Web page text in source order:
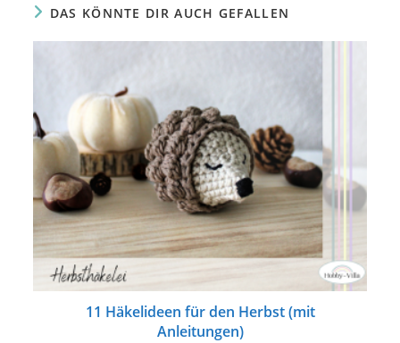
DAS KÖNNTE DIR AUCH GEFALLEN
11 Häkelideen für den Herbst (mit
Anleitungen)